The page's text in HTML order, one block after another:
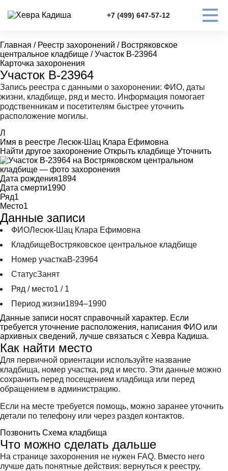
+7 (499) 647-57-12
Главная / Реестр захоронений / Востряковское
центральное кладбище / Участок В-23964
Карточка захоронения
Участок В-23964
Запись реестра с данными о захоронении: ФИО, даты
жизни, кладбище, ряд и место. Информация помогает
родственникам и посетителям быстрее уточнить
расположение могилы.
Л
Имя в реестре Лесюк-Шац Клара Ефимовна
Найти другое захоронение Открыть кладбище Уточнить
Дата рождения1894
Дата смерти1990
Ряд1
Место1
Данные записи
ФИОЛесюк-Шац Клара Ефимовна
КладбищеВостряковское центральное кладбище
Номер участкаВ-23964
СтатусЗанят
Ряд / место1 / 1
Период жизни1894–1990
Данные записи носят справочный характер. Если
требуется уточнение расположения, написания ФИО или
архивных сведений, лучше связаться с Хевра Кадиша.
Как найти место
Для первичной ориентации используйте название
кладбища, номер участка, ряд и место. Эти данные можно
сохранить перед посещением кладбища или перед
обращением в администрацию.
Если на месте требуется помощь, можно заранее уточнить
детали по телефону или через раздел контактов.
Позвонить Схема кладбища
Что можно сделать дальше
На странице захоронения не нужен FAQ. Вместо него
лучше дать понятные действия: вернуться к реестру,